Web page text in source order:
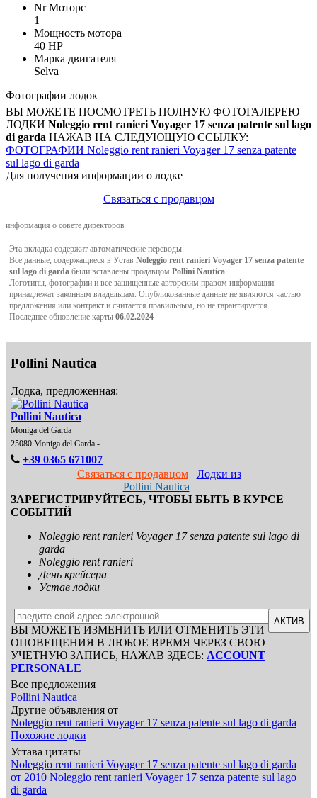
Nr Моторс
1
Мощность мотора
40 HP
Марка двигателя
Selva
Фотографии лодок
ВЫ МОЖЕТЕ ПОСМОТРЕТЬ ПОЛНУЮ ФОТОГАЛЕРЕЮ
ЛОДКИ Noleggio rent ranieri Voyager 17 senza patente sul lago
di garda НАЖАВ НА СЛЕДУЮЩУЮ ССЫЛКУ:
ФОТОГРАФИИ Noleggio rent ranieri Voyager 17 senza patente
sul lago di garda
Для получения информации о лодке
Связаться с продавцом
информация о совете директоров
Эта вкладка содержит автоматические переводы.
Все данные, содержащиеся в Устав Noleggio rent ranieri Voyager 17 senza patente
sul lago di garda были вставлены продавцом Pollini Nautica
Логотипы, фотографии и все защищенные авторским правом информации
принадлежат законным владельцам. Опубликованные данные не являются частью
предложения или контракт и считается правильным, но не гарантируется.
Последнее обновление карты 06.02.2024
Pollini Nautica
Лодка, предложенная:
Pollini Nautica
Moniga del Garda
25080 Moniga del Garda -
+39 0365 671007
Связаться с продавцом
Лодки из
Pollini Nautica
ЗАРЕГИСТРИРУЙТЕСЬ, ЧТОБЫ БЫТЬ В КУРСЕ
СОБЫТИЙ
Noleggio rent ranieri Voyager 17 senza patente sul lago di
garda
Noleggio rent ranieri
День крейсера
Устав лодки
АКТИВ
ВЫ МОЖЕТЕ ИЗМЕНИТЬ ИЛИ ОТМЕНИТЬ ЭТИ
ОПОВЕЩЕНИЯ В ЛЮБОЕ ВРЕМЯ ЧЕРЕЗ СВОЮ
УЧЕТНУЮ ЗАПИСЬ, НАЖАВ ЗДЕСЬ: ACCOUNT
PERSONALE
Все предложения
Pollini Nautica
Другие объявления от
Noleggio rent ranieri Voyager 17 senza patente sul lago di garda
Похожие лодки
Устава цитаты
Noleggio rent ranieri Voyager 17 senza patente sul lago di garda
от 2010 Noleggio rent ranieri Voyager 17 senza patente sul lago
di garda